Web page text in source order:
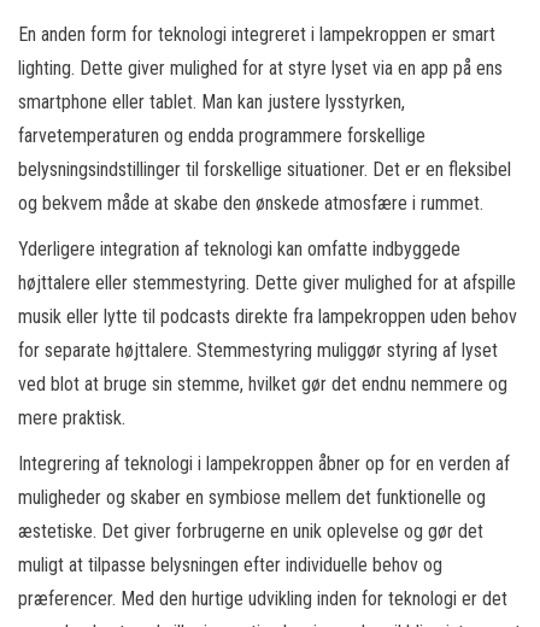
En anden form for teknologi integreret i lampekroppen er smart
lighting. Dette giver mulighed for at styre lyset via en app på ens
smartphone eller tablet. Man kan justere lysstyrken,
farvetemperaturen og endda programmere forskellige
belysningsindstillinger til forskellige situationer. Det er en fleksibel
og bekvem måde at skabe den ønskede atmosfære i rummet.
Yderligere integration af teknologi kan omfatte indbyggede
højttalere eller stemmestyring. Dette giver mulighed for at afspille
musik eller lytte til podcasts direkte fra lampekroppen uden behov
for separate højttalere. Stemmestyring muliggør styring af lyset
ved blot at bruge sin stemme, hvilket gør det endnu nemmere og
mere praktisk.
Integrering af teknologi i lampekroppen åbner op for en verden af
muligheder og skaber en symbiose mellem det funktionelle og
æstetiske. Det giver forbrugerne en unik oplevelse og gør det
muligt at tilpasse belysningen efter individuelle behov og
præferencer. Med den hurtige udvikling inden for teknologi er det